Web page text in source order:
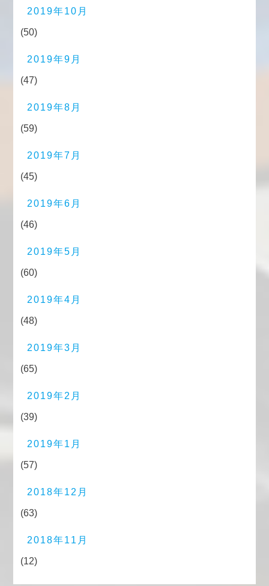
2019年10月
(50)
2019年9月
(47)
2019年8月
(59)
2019年7月
(45)
2019年6月
(46)
2019年5月
(60)
2019年4月
(48)
2019年3月
(65)
2019年2月
(39)
2019年1月
(57)
2018年12月
(63)
2018年11月
(12)